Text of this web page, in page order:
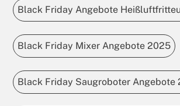
Black Friday Angebote
Black Friday Mixer Angebote 2025
Black Friday Saugroboter Angebote